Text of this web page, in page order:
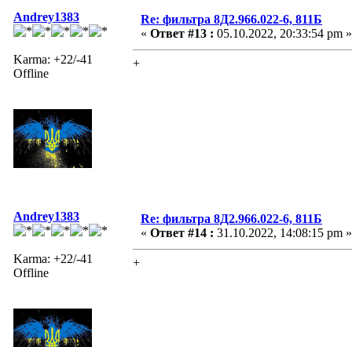
Andrey1383
Karma: +22/-41
Offline
Re: фильтра 8Д2.966.022-6, 811Б
« Ответ #13 : 05.10.2022, 20:33:54 pm »
+
Andrey1383
Karma: +22/-41
Offline
Re: фильтра 8Д2.966.022-6, 811Б
« Ответ #14 : 31.10.2022, 14:08:15 pm »
+